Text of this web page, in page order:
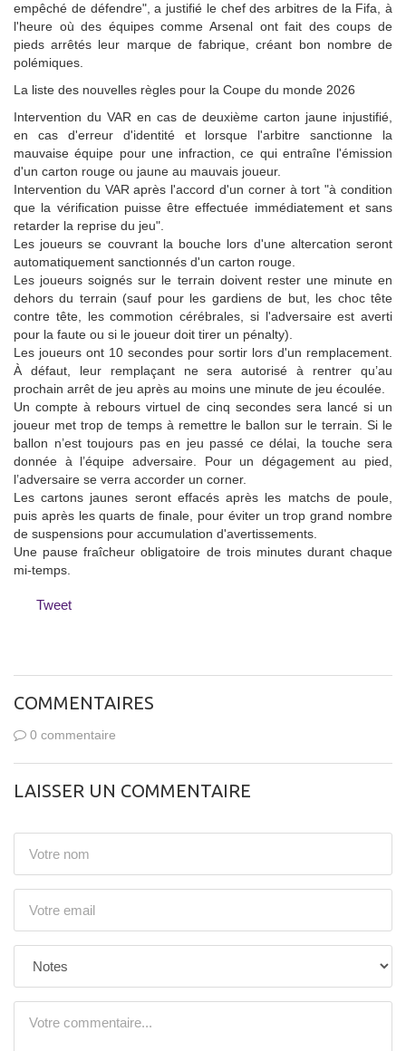
empêché de défendre", a justifié le chef des arbitres de la Fifa, à
l'heure où des équipes comme Arsenal ont fait des coups de
pieds arrêtés leur marque de fabrique, créant bon nombre de
polémiques.
La liste des nouvelles règles pour la Coupe du monde 2026
Intervention du VAR en cas de deuxième carton jaune injustifié,
en cas d'erreur d'identité et lorsque l'arbitre sanctionne la
mauvaise équipe pour une infraction, ce qui entraîne l'émission
d'un carton rouge ou jaune au mauvais joueur.
Intervention du VAR après l'accord d'un corner à tort "à condition
que la vérification puisse être effectuée immédiatement et sans
retarder la reprise du jeu".
Les joueurs se couvrant la bouche lors d'une altercation seront
automatiquement sanctionnés d'un carton rouge.
Les joueurs soignés sur le terrain doivent rester une minute en
dehors du terrain (sauf pour les gardiens de but, les choc tête
contre tête, les commotion cérébrales, si l'adversaire est averti
pour la faute ou si le joueur doit tirer un pénalty).
Les joueurs ont 10 secondes pour sortir lors d'un remplacement.
À défaut, leur remplaçant ne sera autorisé à rentrer qu’au
prochain arrêt de jeu après au moins une minute de jeu écoulée.
Un compte à rebours virtuel de cinq secondes sera lancé si un
joueur met trop de temps à remettre le ballon sur le terrain. Si le
ballon n’est toujours pas en jeu passé ce délai, la touche sera
donnée à l’équipe adversaire. Pour un dégagement au pied,
l’adversaire se verra accorder un corner.
Les cartons jaunes seront effacés après les matchs de poule,
puis après les quarts de finale, pour éviter un trop grand nombre
de suspensions pour accumulation d'avertissements.
Une pause fraîcheur obligatoire de trois minutes durant chaque
mi-temps.
Tweet
COMMENTAIRES
0 commentaire
LAISSER UN COMMENTAIRE